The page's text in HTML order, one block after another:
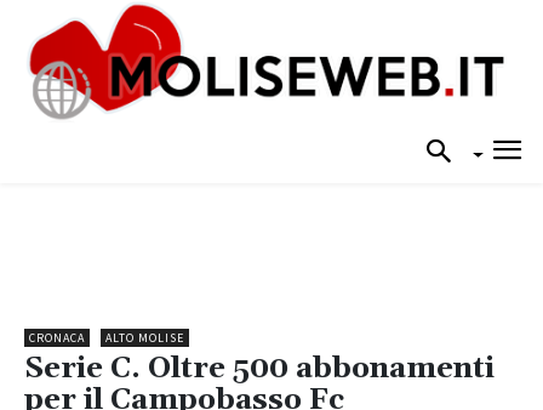
CRONACA ALTO MOLISE
Serie C. Oltre 500 abbonamenti
per il Campobasso Fc